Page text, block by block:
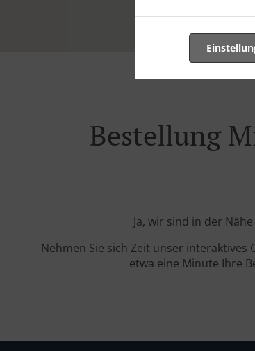
Bestellung
Ja, wir sind in der
Nehmen Sie sich Zeit unser
etwa eine Minute Ihre